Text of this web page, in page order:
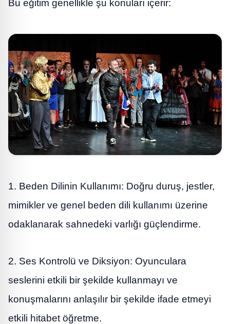
Bu eğitim genellikle şu konuları içerir:
1. Beden Dilinin Kullanımı: Doğru duruş, jestler,
mimikler ve genel beden dili kullanımı üzerine
odaklanarak sahnedeki varlığı güçlendirme.
2. Ses Kontrolü ve Diksiyon: Oyunculara
seslerini etkili bir şekilde kullanmayı ve
konuşmalarını anlaşılır bir şekilde ifade etmeyi
etkili hitabet öğretme.